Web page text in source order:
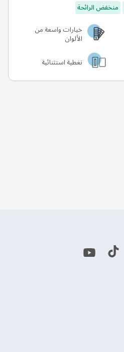
منخفض الرائحة
خيارات واسعة من
الألوان
تغطية استثنائية